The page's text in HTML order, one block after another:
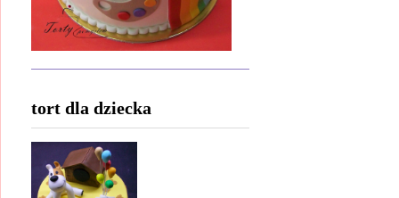
tort dla dziecka